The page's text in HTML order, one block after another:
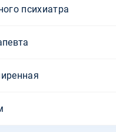
психиатра